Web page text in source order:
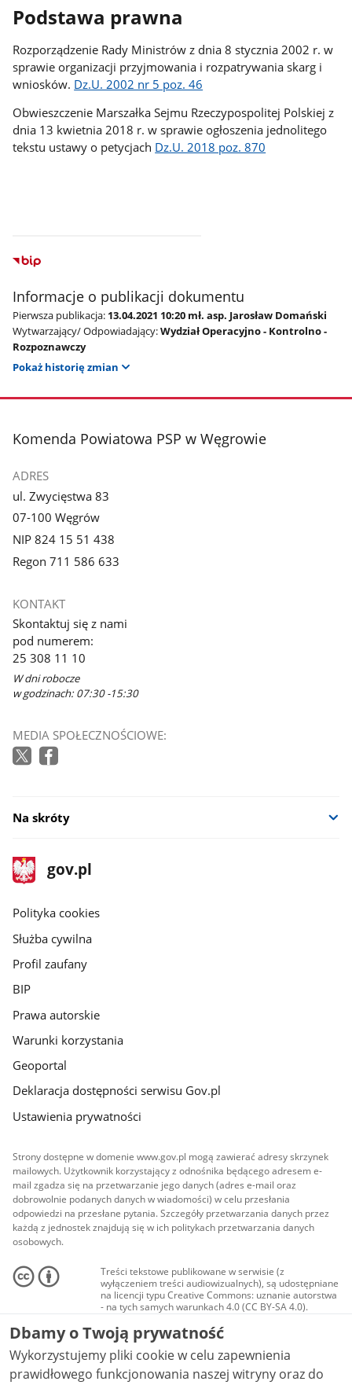
Podstawa prawna
Rozporządzenie Rady Ministrów z dnia 8 stycznia 2002 r. w
sprawie organizacji przyjmowania i rozpatrywania skarg i
wniosków. Dz.U. 2002 nr 5 poz. 46
Obwieszczenie Marszałka Sejmu Rzeczypospolitej Polskiej z
dnia 13 kwietnia 2018 r. w sprawie ogłoszenia jednolitego
tekstu ustawy o petycjach Dz.U. 2018 poz. 870
Informacje o publikacji dokumentu
Pierwsza publikacja: 13.04.2021 10:20 mł. asp. Jarosław Domański
Wytwarzający/ Odpowiadający:Wydział Operacyjno - Kontrolno -
Rozpoznawczy
Pokaż historię zmian
stopka
Komenda Powiatowa PSP w Węgrowie
ADRES
ul. Zwycięstwa 83
07-100 Węgrów
NIP 824 15 51 438
Regon 711 586 633
KONTAKT
Skontaktuj się z nami
pod numerem:
25 308 11 10
W dni robocze
w godzinach: 07:30 -15:30
MEDIA SPOŁECZNOŚCIOWE:
Na skróty
stopka
gov.pl
Strona
gov.pl
gov.pl
Polityka cookies
Służba cywilna
Profil zaufany
BIP
Prawa autorskie
Warunki korzystania
Geoportal
Deklaracja dostępności serwisu Gov.pl
Ustawienia prywatności
Strony dostępne w domenie www.gov.pl mogą zawierać adresy skrzynek
mailowych. Użytkownik korzystający z odnośnika będącego adresem e-
mail zgadza się na przetwarzanie jego danych (adres e-mail oraz
dobrowolnie podanych danych w wiadomości) w celu przesłania
odpowiedzi na przesłane pytania. Szczegóły przetwarzania danych przez
każdą z jednostek znajdują się w ich politykach przetwarzania danych
osobowych.
Treści tekstowe publikowane w serwisie (z
wyłączeniem treści audiowizualnych), są udostępniane
na licencji typu Creative Commons: uznanie autorstwa
- na tych samych warunkach 4.0 (CC BY-SA 4.0).
Materiały audiowizualne, w tym zdjęcia, materiały
audio i wideo, są udostępniane na licencji typu
Creative Commons: uznanie autorstwa użycie
niekomercyjne - bez utworów zależnych 4.0 (CC BY-
NC-ND 4.0), o ile nie jest to stwierdzone inaczej.
Dbamy o Twoją prywatność
Wykorzystujemy pliki cookie w celu zapewnienia
prawidłowego funkcjonowania naszej witryny oraz do